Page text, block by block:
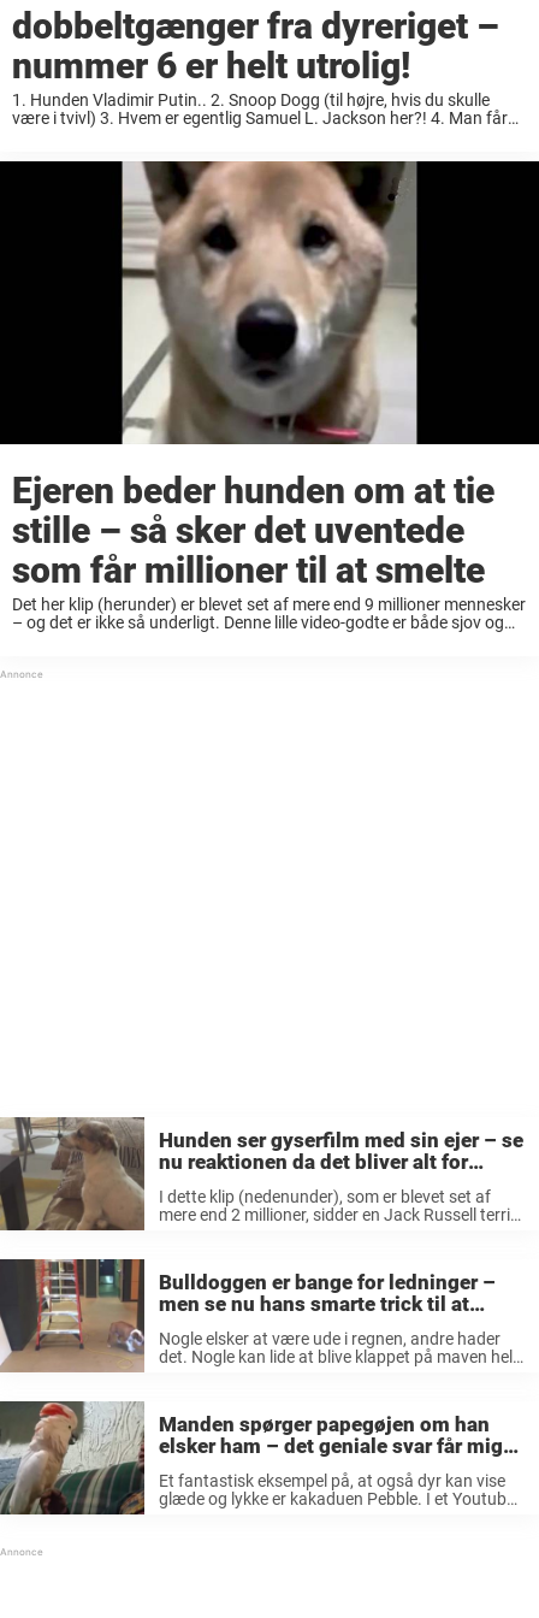
dobbeltgænger fra dyreriget –
nummer 6 er helt utrolig!
1. Hunden Vladimir Putin.. 2. Snoop Dogg (til højre, hvis du skulle
være i tvivl) 3. Hvem er egentlig Samuel L. Jackson her?! 4. Man får
Ejeren beder hunden om at tie
stille – så sker det uventede
som får millioner til at smelte
Det her klip (herunder) er blevet set af mere end 9 millioner mennesker
– og det er ikke så underligt. Denne lille video-godte er både sjov og
Hunden ser gyserfilm med sin ejer – se
nu reaktionen da det bliver alt for
I dette klip (nedenunder), som er blevet set af
mere end 2 millioner, sidder en Jack Russell terrier
Bulldoggen er bange for ledninger –
men se nu hans smarte trick til at
Nogle elsker at være ude i regnen, andre hader
det. Nogle kan lide at blive klappet på maven hele
Manden spørger papegøjen om han
elsker ham – det geniale svar får mig
Et fantastisk eksempel på, at også dyr kan vise
glæde og lykke er kakaduen Pebble. I et Youtube-